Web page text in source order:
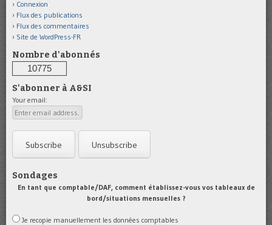
Connexion
Flux des publications
Flux des commentaires
Site de WordPress-FR
Nombre d'abonnés
10775
S'abonner à A&SI
Your email:
Sondages
En tant que comptable/DAF, comment établissez-vous vos tableaux de
bord/situations mensuelles ?
Je recopie manuellement les données comptables